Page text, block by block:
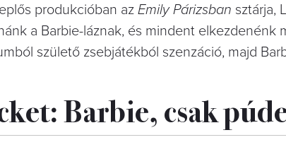
produkcióban az Emily Párizsban sztárja,
a Barbie-láznak, és mindent elkezdenénk
születő zsebjátékból szenzáció, majd
Barbie, csak